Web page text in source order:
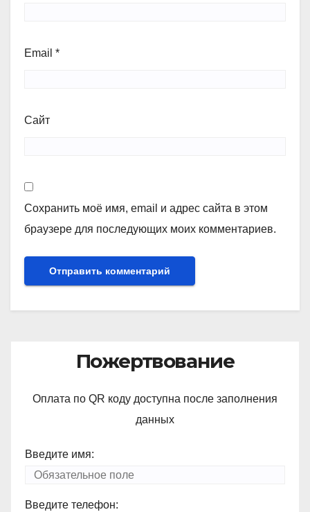
Email *
Сайт
Сохранить моё имя, email и адрес сайта в этом
браузере для последующих моих комментариев.
Пожертвование
Оплата по QR коду доступна после заполнения
данных
Введите имя:
Введите телефон: